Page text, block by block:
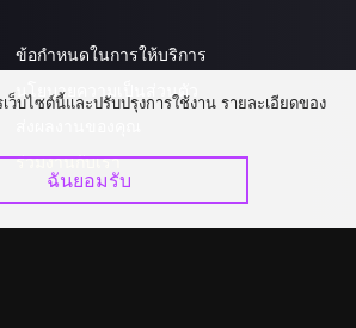
ข้อกำหนดในการให้บริการ
นโยบายความเป็นส่วนตัว
ร่วมงานกับเรา
ว็บไซต์นี้และปรับปรุงการใช้งาน รายละเอียดของ
ฉันยอมรับ